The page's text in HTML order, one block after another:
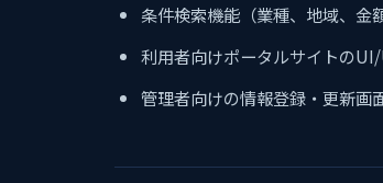
条件検索機能（業種、地域、金
利用者向けポータルサイトの
管理者向けの情報登録・更新画